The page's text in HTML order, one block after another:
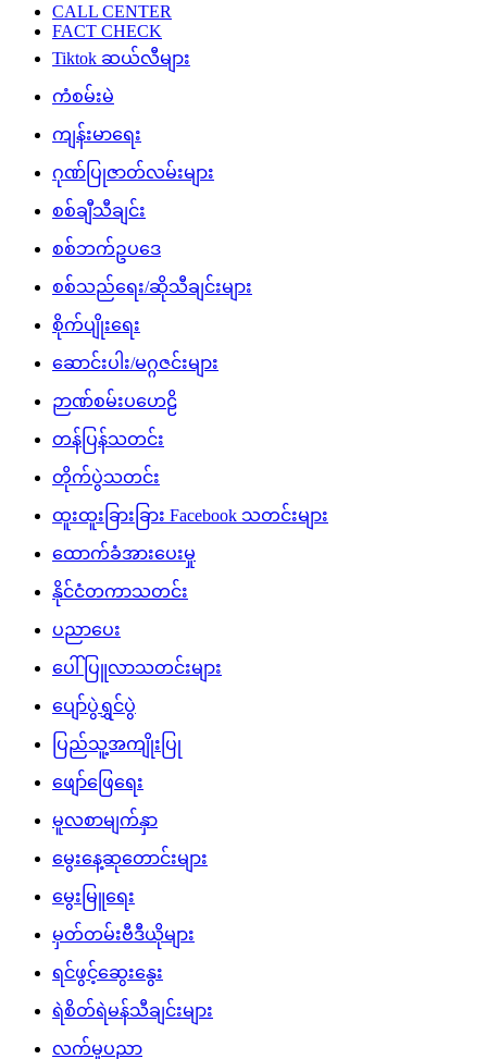
CALL CENTER
FACT CHECK
Tiktok ဆယ်လီများ
ကံစမ်းမဲ
ကျန်းမာရေး
ဂုဏ်ပြုဇာတ်လမ်းများ
စစ်ချီသီချင်း
စစ်ဘက်ဥပဒေ
စစ်သည်ရေး/ဆိုသီချင်းများ
စိုက်ပျိုးရေး
ဆောင်းပါး/မဂ္ဂဇင်းများ
ဉာဏ်စမ်းပဟေဠိ
တန်ပြန်သတင်း
တိုက်ပွဲသတင်း
ထူးထူးခြားခြား Facebook သတင်းများ
ထောက်ခံအားပေးမှု
နိုင်ငံတကာသတင်း
ပညာပေး
ပေါ်ပြူလာသတင်းများ
ပျော်ပွဲရွှင်ပွဲ
ပြည်သူ့အကျိုးပြု
ဖျော်ဖြေရေး
မူလစာမျက်နှာ
မွေးနေ့ဆုတောင်းများ
မွေးမြူရေး
မှတ်တမ်းဗီဒီယိုများ
ရင်ဖွင့်ဆွေးနွေး
ရဲစိတ်ရဲမန်သီချင်းများ
လက်မှုပညာ